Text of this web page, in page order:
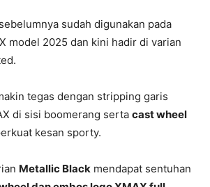
sebelumnya sudah digunakan pada
model 2025 dan kini hadir di varian
tegas dengan stripping garis
di sisi boomerang serta cast wheel
kesan sporty.
Metallic Black mendapat sentuhan